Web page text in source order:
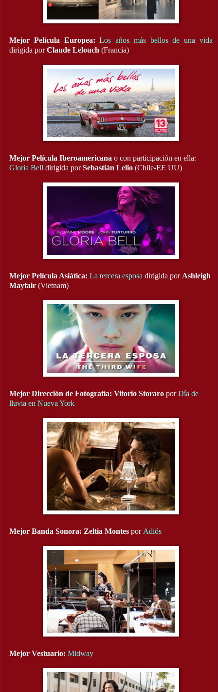
Mejor Película Europea:Los años más bellos de una vida
dirigida porClaude Lelouch (Francia)
Mejor Película Iberoamericana o con participación en ella:
Gloria Bell dirigida porSebastián Lelio (Chile-EE UU)
Mejor Película Asiática: La tercera esposa dirigida porAshleigh
Mayfair (Vietnam)
Mejor Dirección de Fotografía: Vitorio Storaro porDía de
lluvia en Nueva York
Mejor Banda Sonora: Zeltia Montes por Adiós
Mejor Vestuario: Midway